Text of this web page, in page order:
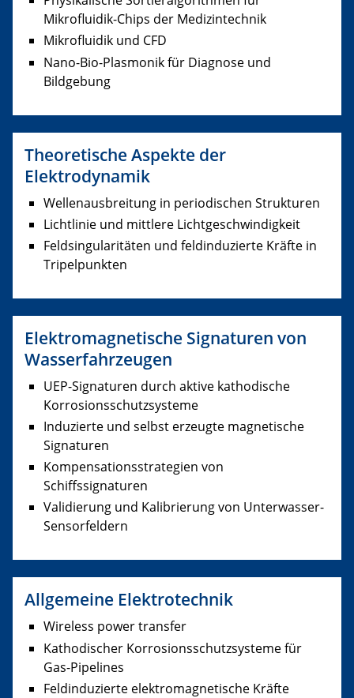
Mikrofluidik-Chips der Medizintechnik
Mikrofluidik und CFD
Nano-Bio-Plasmonik für Diagnose und
Bildgebung
Theoretische Aspekte der
Elektrodynamik
Wellenausbreitung in periodischen Strukturen
Lichtlinie und mittlere Lichtgeschwindigkeit
Feldsingularitäten und feldinduzierte Kräfte in
Tripelpunkten
Elektromagnetische Signaturen von
Wasserfahrzeugen
UEP-Signaturen durch aktive kathodische
Korrosionsschutzsysteme
Induzierte und selbst erzeugte magnetische
Signaturen
Kompensationsstrategien von
Schiffssignaturen
Validierung und Kalibrierung von Unterwasser-
Sensorfeldern
Allgemeine Elektrotechnik
Wireless power transfer
Kathodischer Korrosionsschutzsysteme für
Gas-Pipelines
Feldinduzierte elektromagnetische Kräfte